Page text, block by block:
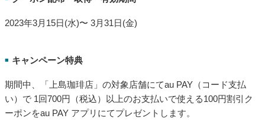
「上島珈琲店」で使える100円割引クーポンをプレゼント
■ キャンペーン特典